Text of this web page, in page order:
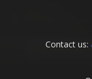
Contact us: